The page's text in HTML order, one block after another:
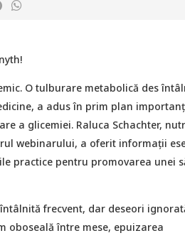
O tulburare metabolică des
a adus în prim plan
a glicemiei. Raluca Schachter,
webinarului, a oferit informații
practice pentru promovarea unei
frecvent, dar deseori
oboseală între mese, epuizarea